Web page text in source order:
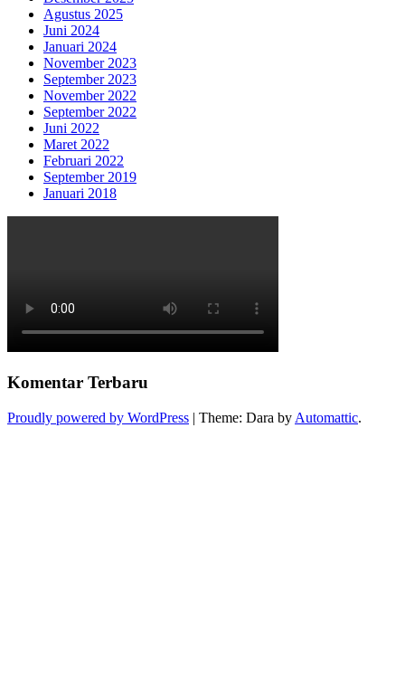
Agustus 2025
Juni 2024
Januari 2024
November 2023
September 2023
November 2022
September 2022
Juni 2022
Maret 2022
Februari 2022
September 2019
Januari 2018
Komentar Terbaru
Proudly powered by WordPress | Theme: Dara by Automattic.